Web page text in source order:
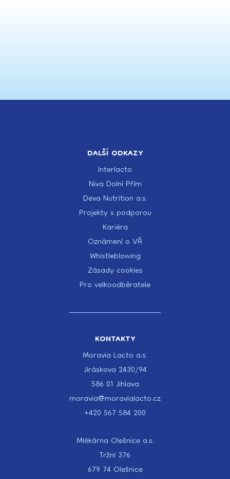
DALŠÍ ODKAZY
Interlacto
Niva Dolní Přím
Deva Nutrition a.s.
Projekty s podporou
Kariéra
Oznámení o VŘ
Whistleblowing
Zásady cookies
Pro velkoodběratele
KONTAKTY
Moravia Lacto a.s.
Jiráskova 2430/94
586 01 Jihlava
moravia@moravialacto.cz
+420 567 584 200
Mlékárna Olešnice a.s.
Tržní 376
679 74 Olešnice